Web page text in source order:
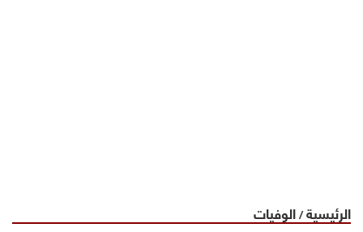
الرئيسية/الوفيات